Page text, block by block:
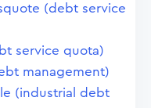
(debt service
service quota)
management)
(industrial debt